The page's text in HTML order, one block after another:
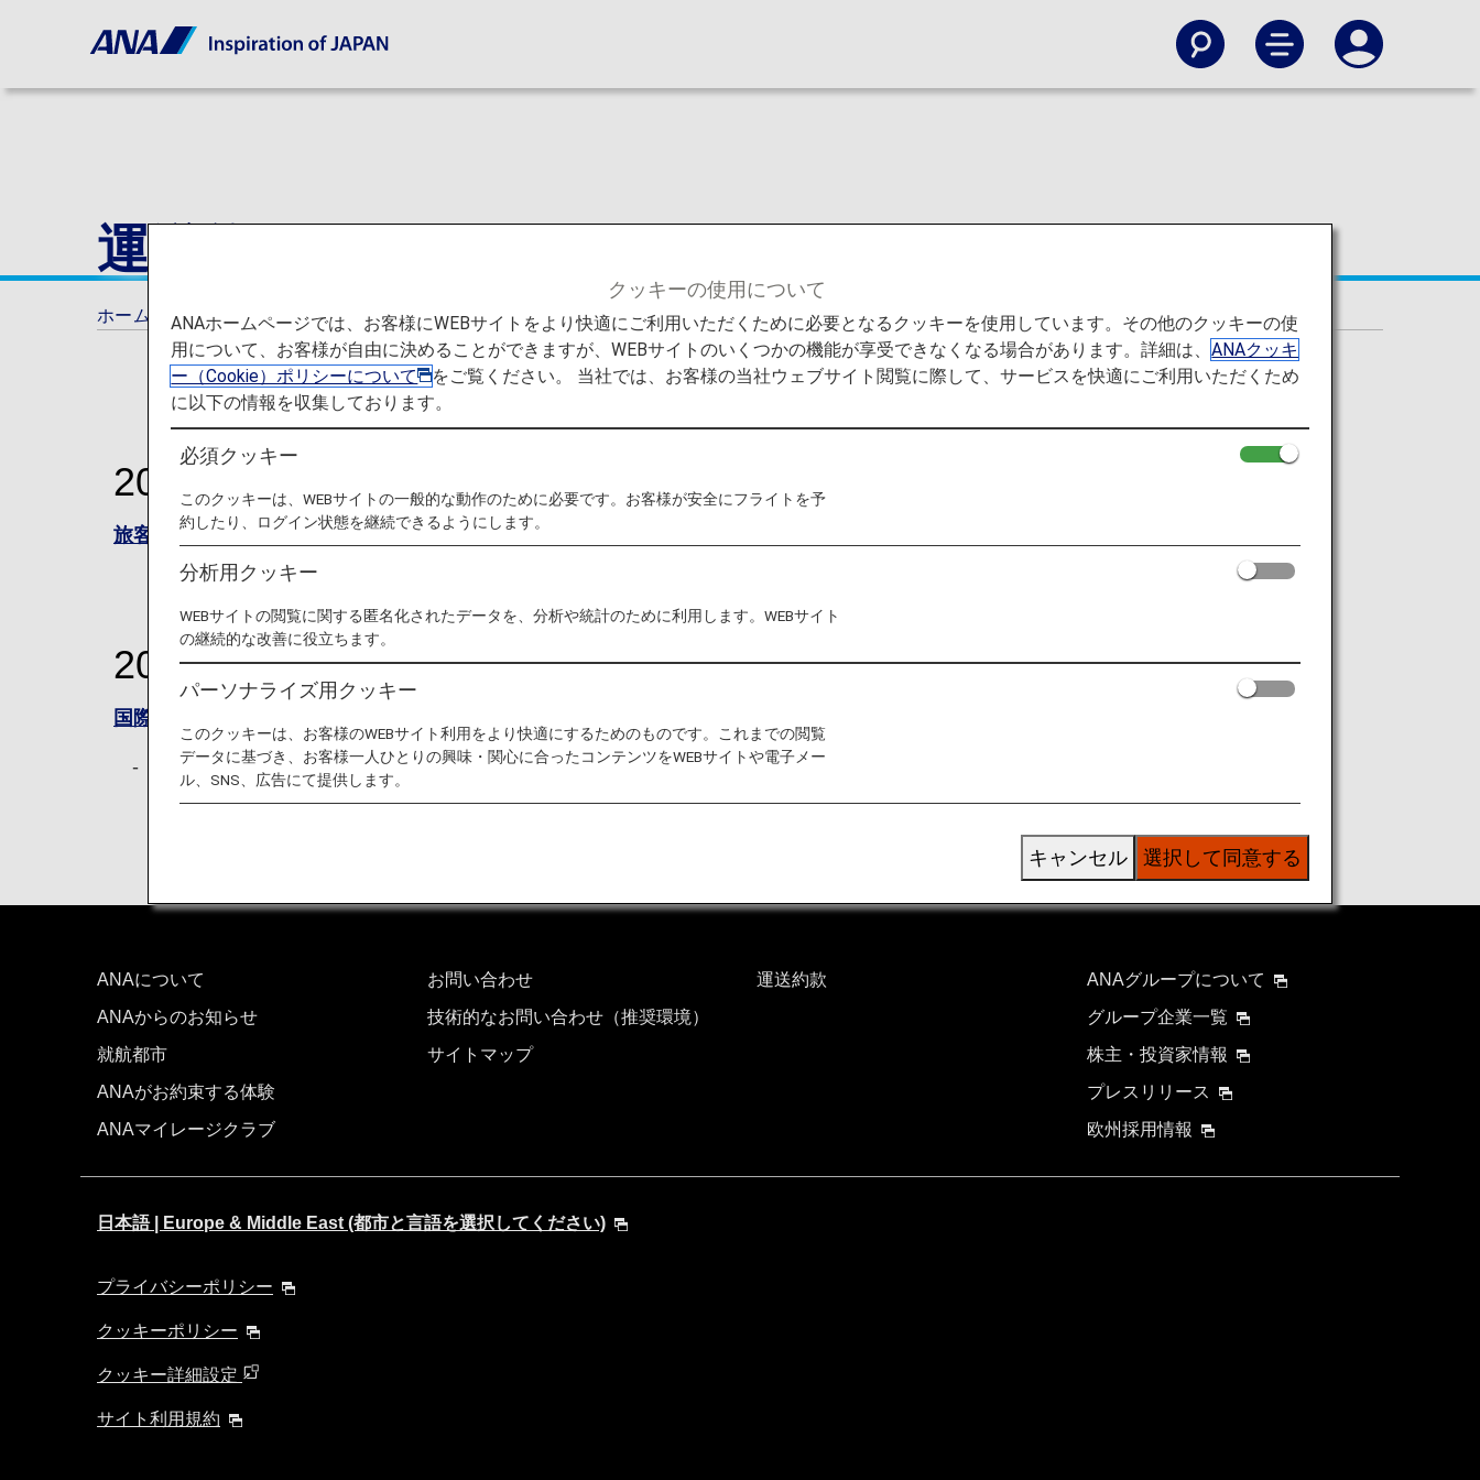
運送約款
ホーム 運送約款
2026年5月19日以降に旅行開始する場合 （国内国際共通）
旅客手荷物運送約款
2026年5月18日までに旅行開始する場合
国際運送約款（旅客及び手荷物）
2026年3月28日までに旅行開始する場合の「国際運送約款（旅客及び手荷物）」はこちら
ANAについて
ANAからのお知らせ
就航都市
ANAがお約束する体験
ANAマイレージクラブ
お問い合わせ
技術的なお問い合わせ（推奨環境）
サイトマップ
運送約款
ANAグループについて
グループ企業一覧
株主・投資家情報
プレスリリース
欧州採用情報
日本語 | Europe & Middle East (都市と言語を選択してください)
プライバシーポリシー
クッキーポリシー
クッキー詳細設定
サイト利用規約
クッキーの使用について
ANAホームページでは、お客様にWEBサイトをより快適にご利用いただくために必要となるクッキーを使用しています。その他のクッキーの使
用について、お客様が自由に決めることができますが、WEBサイトのいくつかの機能が享受できなくなる場合があります。詳細は、ANAクッキ
ー（Cookie）ポリシーについて
をご覧ください。 当社では、お客様の当社ウェブサイト閲覧に際して、サービスを快適にご利用いただくため
に以下の情報を収集しております。
必須クッキー
このクッキーは、WEBサイトの一般的な動作のために必要です。お客様が安全にフライトを予
約したり、ログイン状態を継続できるようにします。
分析用クッキー
WEBサイトの閲覧に関する匿名化されたデータを、分析や統計のために利用します。WEBサイト
の継続的な改善に役立ちます。
パーソナライズ用クッキー
このクッキーは、お客様のWEBサイト利用をより快適にするためのものです。これまでの閲覧
データに基づき、お客様一人ひとりの興味・関心に合ったコンテンツをWEBサイトや電子メー
ル、SNS、広告にて提供します。
選択して同意する
キャンセル